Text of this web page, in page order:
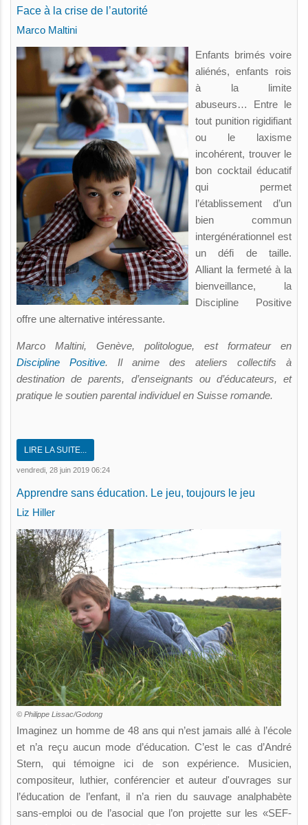
Face à la crise de l’autorité
Marco Maltini
Enfants brimés voire
aliénés, enfants rois
à la limite
abuseurs… Entre le
tout punition rigidifiant
ou le laxisme
incohérent, trouver le
bon cocktail éducatif
qui permet
l’établissement d’un
bien commun
intergénérationnel est
un défi de taille.
Alliant la fermeté à la
bienveillance, la
Discipline Positive
offre une alternative intéressante.
Marco Maltini, Genève, politologue, est formateur en
Discipline Positive. Il anime des ateliers collectifs à
destination de parents, d’enseignants ou d’éducateurs, et
pratique le soutien parental individuel en Suisse romande.
LIRE LA SUITE...
vendredi, 28 juin 2019 06:24
Apprendre sans éducation. Le jeu, toujours le jeu
Liz Hiller
© Philippe Lissac/Godong
Imaginez un homme de 48 ans qui n’est jamais allé à l’école
et n’a reçu aucun mode d’éducation. C’est le cas d’André
Stern, qui témoigne ici de son expérience. Musicien,
compositeur, luthier, conférencier et auteur d'ouvrages sur
l’éducation de l’enfant, il n’a rien du sauvage analphabète
sans-emploi ou de l’asocial que l’on projette sur les «SEF-